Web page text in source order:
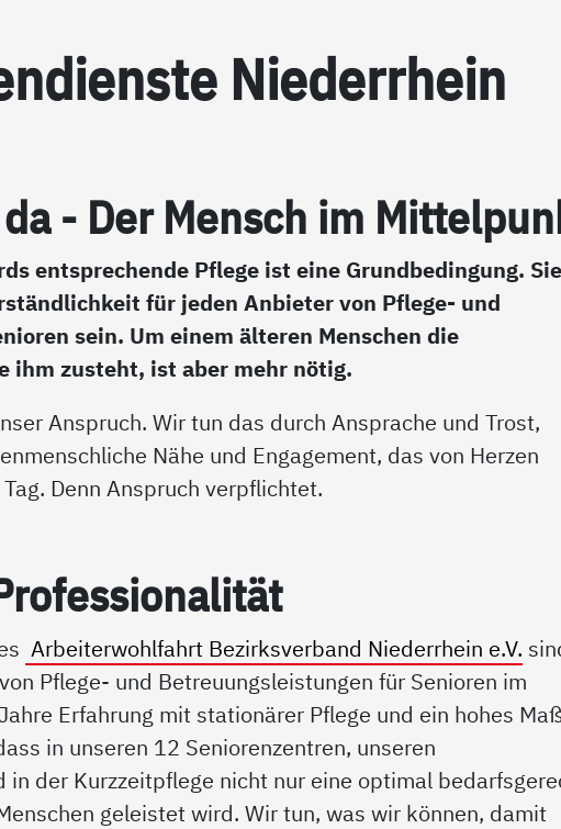
Nie­der­r­hein
- Der Mensch im
entsprechende Pflege ist eine Grundbedingung.
für jeden Anbieter von Pflege- und
sein. Um einem älteren Menschen die
ihm zusteht, ist aber mehr nötig.
Anspruch. Wir tun das durch Ansprache und Trost,
Nähe und Engagement, das von Herzen
Denn Anspruch verpflichtet.
Arbeiterwohlfahrt Bezirksverband Niederrhein e.V.
Pflege- und Betreuungsleistungen für Senioren im
Erfahrung mit stationärer Pflege und ein hohes
in unseren 12 Seniorenzentren, unseren
in der Kurzzeitpflege nicht nur eine optimal
geleistet wird. Wir tun, was wir können, damit